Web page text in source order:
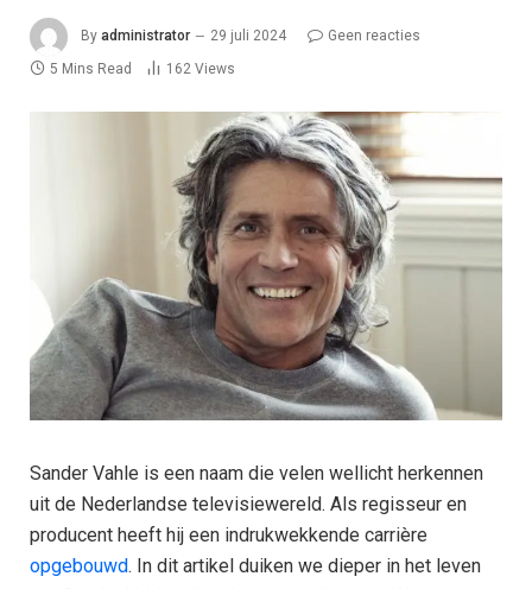
By administrator 29 juli 2024
Geen reacties
5 Mins Read
162 Views
Sander Vahle is een naam die velen wellicht herkennen
uit de Nederlandse televisiewereld. Als regisseur en
producent heeft hij een indrukwekkende carrière
opgebouwd. In dit artikel duiken we dieper in het leven